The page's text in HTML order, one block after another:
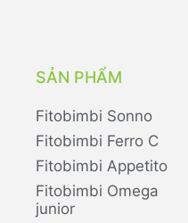
SẢN PHẨM
Fitobimbi Sonno
Fitobimbi Ferro C
Fitobimbi Appetito
Fitobimbi Omega
junior